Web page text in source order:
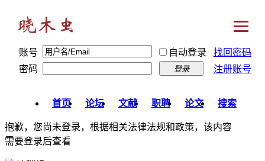
账号 自动登录
找回密码
密码
登录 注册账号
首页 论坛 文献 职聘 论文 搜索
抱歉，您尚未登录，根据相关法律法规和政策，该内容
需要登录后查看